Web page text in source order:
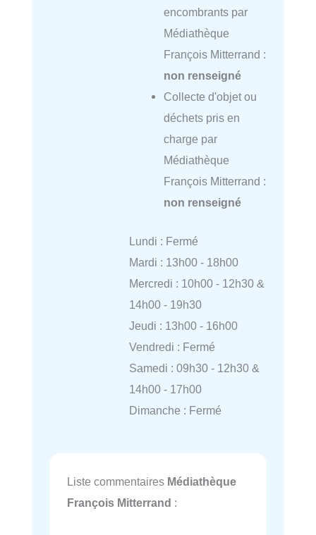
encombrants par
Médiathèque
François Mitterrand :
non renseigné
Collecte d'objet ou
déchets pris en
charge par
Médiathèque
François Mitterrand :
non renseigné
Lundi : Fermé
Mardi : 13h00 - 18h00
Mercredi : 10h00 - 12h30 &
14h00 - 19h30
Jeudi : 13h00 - 16h00
Vendredi : Fermé
Samedi : 09h30 - 12h30 &
14h00 - 17h00
Dimanche : Fermé
Liste commentaires Médiathèque
François Mitterrand :